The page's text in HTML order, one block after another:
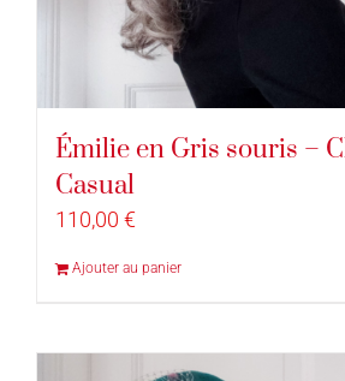
Émilie en Gris souris –
Casual
110,00 €
Ajouter au panier